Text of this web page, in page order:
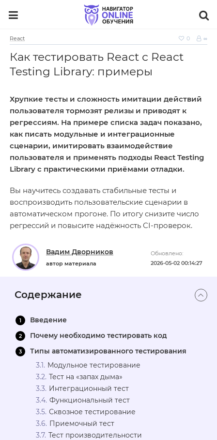
React 0 ∞
Как тестировать React с React
Testing Library: примеры
Хрупкие тесты и сложность имитации действий
пользователя тормозят релизы и приводят к
регрессиям. На примере списка задач показано,
как писать модульные и интеграционные
сценарии, имитировать взаимодействие
пользователя и применять подходы React Testing
Library с практическими приёмами отладки.
Вы научитесь создавать стабильные тесты и
воспроизводить пользовательские сценарии в
автоматическом прогоне. По итогу снизите число
регрессий и повысите надёжность CI-проверок.
Обновлено:
2026-05-02 00:14:27
Вадим Дворников
автор материала
Содержание
Введение
Почему необходимо тестировать код
Типы автоматизированного тестирования
Модульное тестирование
Тест на «запах дыма»
Интеграционный тест
Функциональный тест
Сквозное тестирование
Приемочный тест
Тест производительности